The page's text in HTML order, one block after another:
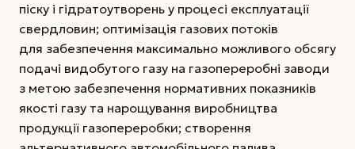
піску і гідратоутворень у процесі експлуатації
свердловин; оптимізація газових потоків
для забезпечення максимально можливого обсягу
подачі видобутого газу на газопереробні заводи
з метою забезпечення нормативних показників
якості газу та нарощування виробництва
продукції газопереробки; створення